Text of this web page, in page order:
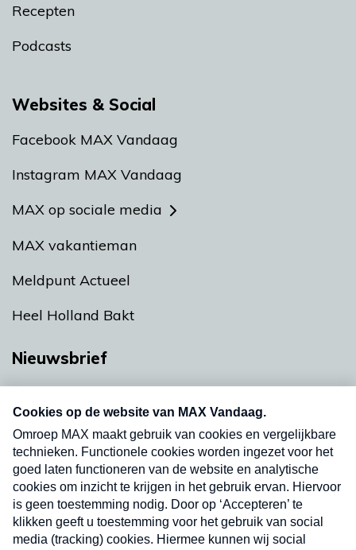
Recepten
Podcasts
Websites & Social
Facebook MAX Vandaag
Instagram MAX Vandaag
MAX op sociale media
MAX vakantieman
Meldpunt Actueel
Heel Holland Bakt
Nieuwsbrief
nieuwsbrief. Elke vrijdag- en dinsdagochtend in
uw mailbox.
Verzend